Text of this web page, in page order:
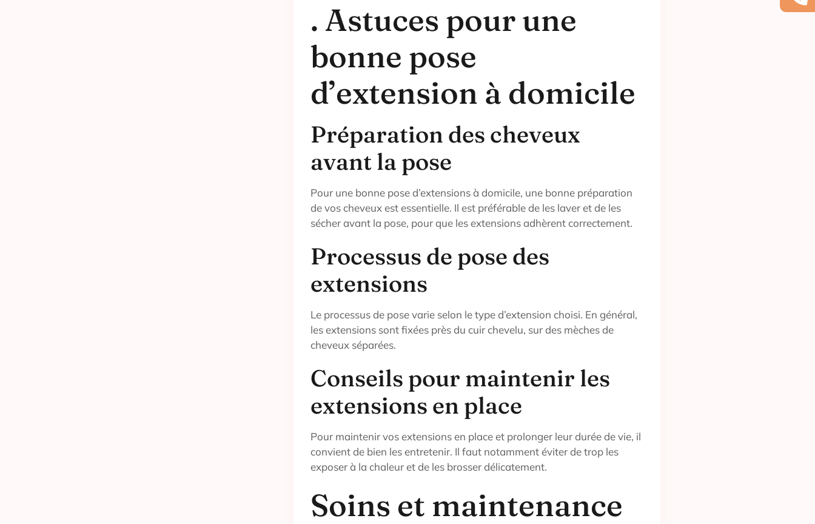
. Astuces pour une
bonne pose
d’extension à domicile
Préparation des cheveux
avant la pose
Pour une bonne pose d’extensions à domicile, une bonne préparation
de vos cheveux est essentielle. Il est préférable de les laver et de les
sécher avant la pose, pour que les extensions adhèrent correctement.
Processus de pose des
extensions
Le processus de pose varie selon le type d’extension choisi. En général,
les extensions sont fixées près du cuir chevelu, sur des mèches de
cheveux séparées.
Conseils pour maintenir les
extensions en place
Pour maintenir vos extensions en place et prolonger leur durée de vie, il
convient de bien les entretenir. Il faut notamment éviter de trop les
exposer à la chaleur et de les brosser délicatement.
Soins et maintenance